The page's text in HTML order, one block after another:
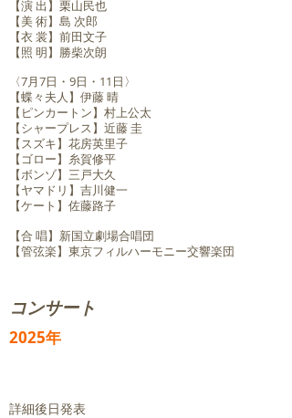
【演 出】栗山民也
【美 術】島 次郎
【衣 裳】前田文子
【照 明】勝柴次朗
〈7月7日・9日・11日〉
【蝶々夫人】伊藤 晴
【ピンカートン】村上公太
【シャープレス】近藤 圭
【スズキ】花房英里子
【ゴロー】糸賀修平
【ボンゾ】三戸大久
【ヤマドリ】吉川健一
【ケート】佐藤路子
【合 唱】新国立劇場合唱団
【管弦楽】東京フィルハーモニー交響楽団
コンサート
2025年
詳細後日発表